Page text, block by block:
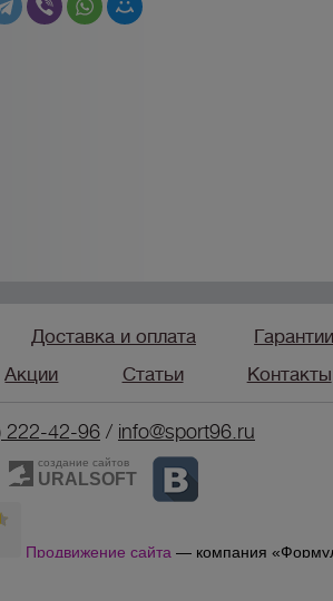
Доставка и оплата
Акции Статьи Контакты
222-42-96/ info@sport96.ru
создание сайтов
URALSOFT
Продвижение сайта — компания